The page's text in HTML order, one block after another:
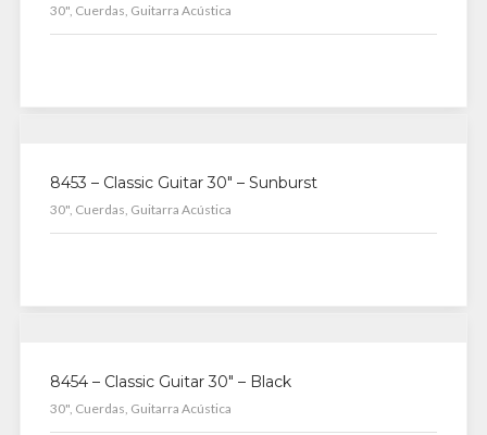
30", Cuerdas, Guitarra Acústica
8453 – Classic Guitar 30″ – Sunburst
30", Cuerdas, Guitarra Acústica
8454 – Classic Guitar 30″ – Black
30", Cuerdas, Guitarra Acústica